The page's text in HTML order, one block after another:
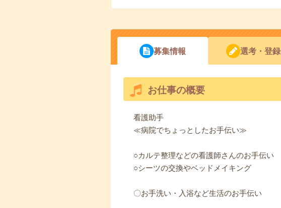
募集情報 選考・登録
お仕事の概要
看護助手
≪病院でちょっとしたお手伝い≫
○カルテ整理などの看護師さんのお手伝い
○シーツの交換やベッドメイキング
〇お手洗い・入浴など生活のお手伝い